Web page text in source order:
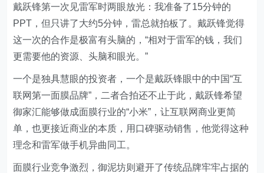
戴跃锋第一次见雷军时两眼放光：我准备了15分钟的
PPT，但只讲了大约5分钟，雷总就拍板了。戴跃锋觉得
这一次的合作是极富有头脑的，“相对于雷军的钱，我们
更需要他的资源、头脑和眼光。”
一个是独具慧眼的投资者，一个是戴跃锋眼中的中国“互
联网第一面膜品牌”，二者合拍还不止于此，戴跃锋希望
御家汇能够做成面膜行业的“小米”，让互联网商业更简
单，也更接近商业的本质，用口碑驱动销售，他觉得这种
理念和雷军做手机异曲同工。
面膜行业竞争激烈，御泥坊则避开了传统品牌牢牢占据的